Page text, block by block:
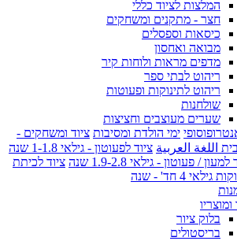
המלצות לציוד כללי
חצר - מתקנים ומשחקים
כיסאות וספסלים
מבואה ואחסון
מדפים מראות ולוחות קיר
ריהוט לבתי ספר
ריהוט לתינוקות ופעוטות
שולחנות
שערים מעוצבים וחציצות
ימי הולדת ומסיבות ציוד ומשחקים -
اللغة العربية ציוד לפעוטון - גילאי 1-1.8 שנה
/ פעוטון - גילאי 1.9-2.8 שנה
ציוד לכיתת
גילאי 4 חד' - שנה
ומוצריו
בלוק ציור
בריסטולים